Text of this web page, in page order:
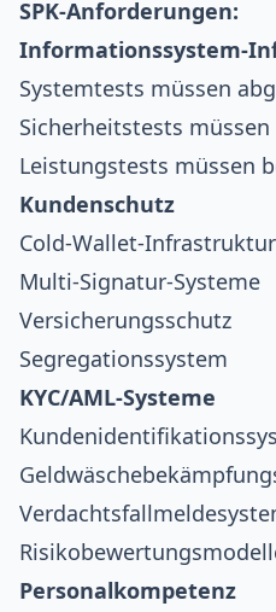
SPK-Anforderungen:
Informationssystem-
Systemtests müssen
Sicherheitstests
Leistungstests müssen
Kundenschutz
Cold-Wallet-Infrastruktur
Multi-Signatur-Systeme
Versicherungsschutz
Segregationssystem
KYC/AML-Systeme
Personalkompetenz